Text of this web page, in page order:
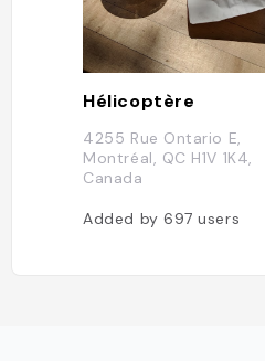
Hélicoptère
4255 Rue Ontario E,
Montréal, QC H1V 1K4,
Canada
Added by697users